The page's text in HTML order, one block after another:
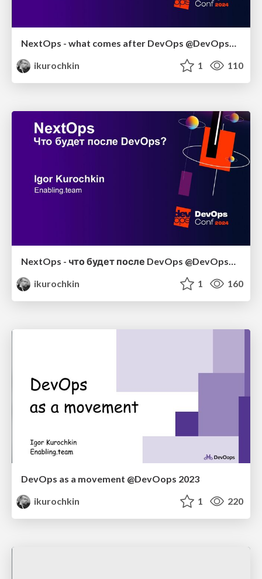
NextOps - what comes after DevOps @DevOpsConf 2024
ikurochkin
1 110
ikurochkin
1 160
DevOps as a movement @DevOops 2023
ikurochkin
1 220